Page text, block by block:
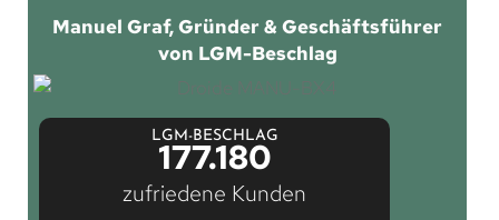
Manuel Graf, Gründer & Geschäftsführer
von LGM-Beschlag
LGM-BESCHLAG
177.180
zufriedene Kunden